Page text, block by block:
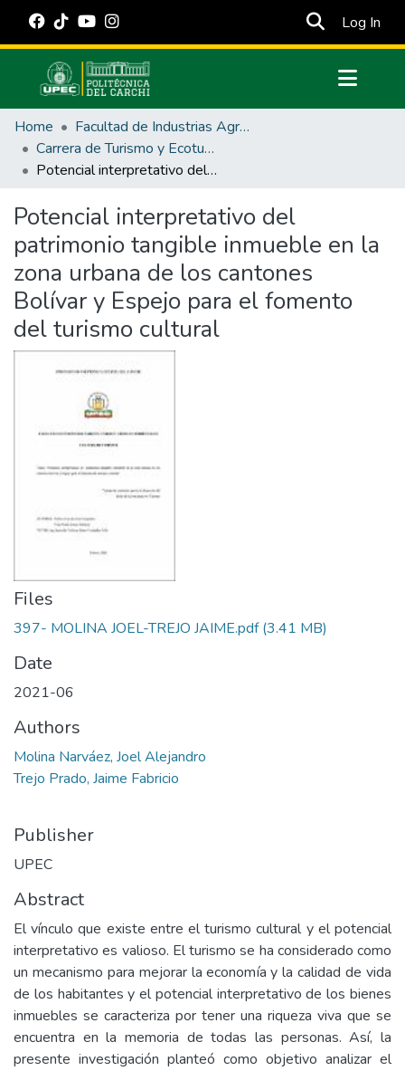
Log In
Communities & Collections
All of DSpace
Statistics
Estadísticas Externas
Manuales
Home
Facultad de Industrias Agropecuarias y Ciencias Ambientales
Carrera de Turismo y Ecoturimo
Potencial interpretativo del patrimonio tangible inmueble en la zona urbana de los cantones Bolívar y Espejo para el fomento del turismo cultural
Potencial interpretativo del
patrimonio tangible inmueble en la
zona urbana de los cantones
Bolívar y Espejo para el fomento
del turismo cultural
Files
397- MOLINA JOEL-TREJO JAIME.pdf(3.41 MB)
Date
2021-06
Authors
Molina Narváez, Joel Alejandro
Trejo Prado, Jaime Fabricio
Publisher
UPEC
Abstract
El vínculo que existe entre el turismo cultural y el potencial
interpretativo es valioso. El turismo se ha considerado como
un mecanismo para mejorar la economía y la calidad de vida
de los habitantes y el potencial interpretativo de los bienes
inmuebles se caracteriza por tener una riqueza viva que se
encuentra en la memoria de todas las personas. Así, la
presente investigación planteó como objetivo analizar el